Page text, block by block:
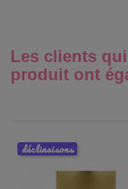
Les clients
produit ont
déclinaisons